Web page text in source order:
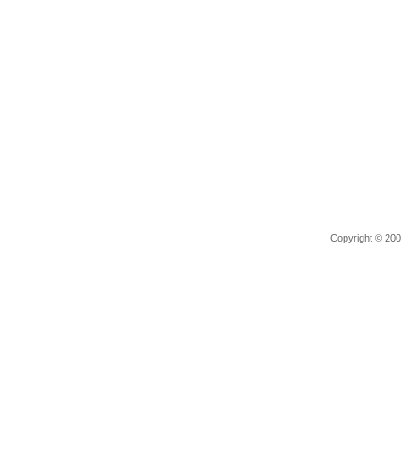
Copyright ©